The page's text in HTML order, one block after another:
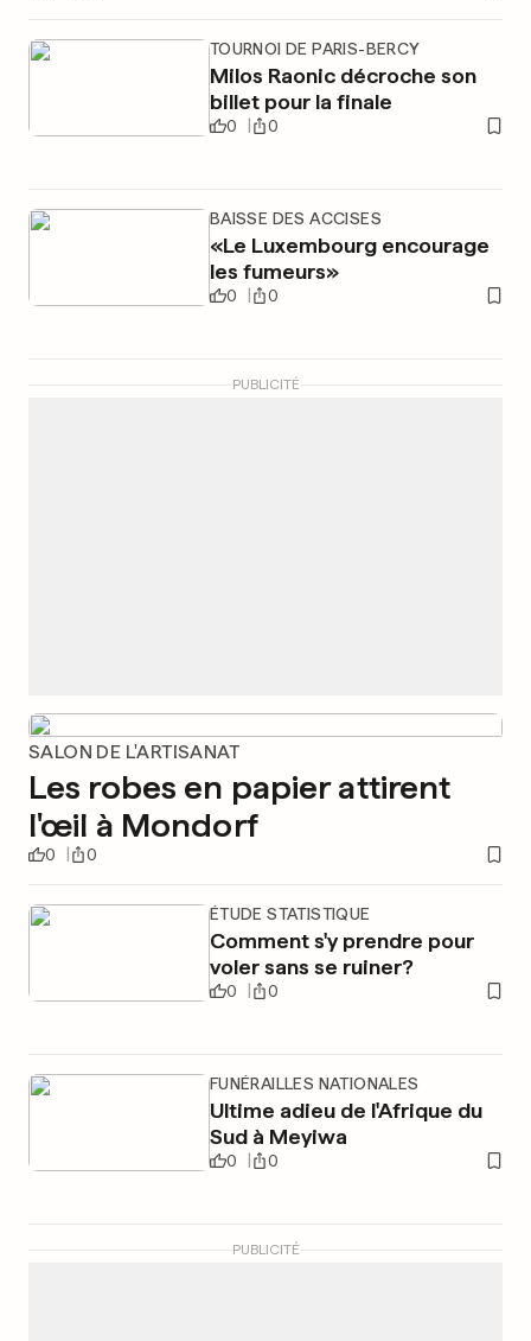
TOURNOI DE PARIS-BERCY
Milos Raonic décroche son
billet pour la finale
0 0
BAISSE DES ACCISES
«Le Luxembourg encourage
les fumeurs»
0 0
PUBLICITÉ
SALON DE L'ARTISANAT
Les robes en papier attirent
l'œil à Mondorf
0 0
ÉTUDE STATISTIQUE
Comment s'y prendre pour
voler sans se ruiner?
0 0
FUNÉRAILLES NATIONALES
Ultime adieu de l'Afrique du
Sud à Meyiwa
0 0
PUBLICITÉ